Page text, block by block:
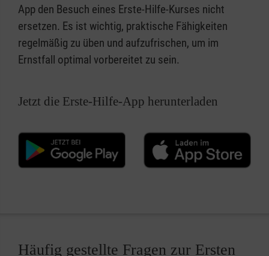
App den Besuch eines Erste-Hilfe-Kurses nicht
ersetzen. Es ist wichtig, praktische Fähigkeiten
regelmäßig zu üben und aufzufrischen, um im
Ernstfall optimal vorbereitet zu sein.
Jetzt die Erste-Hilfe-App herunterladen
Häufig gestellte Fragen zur Ersten